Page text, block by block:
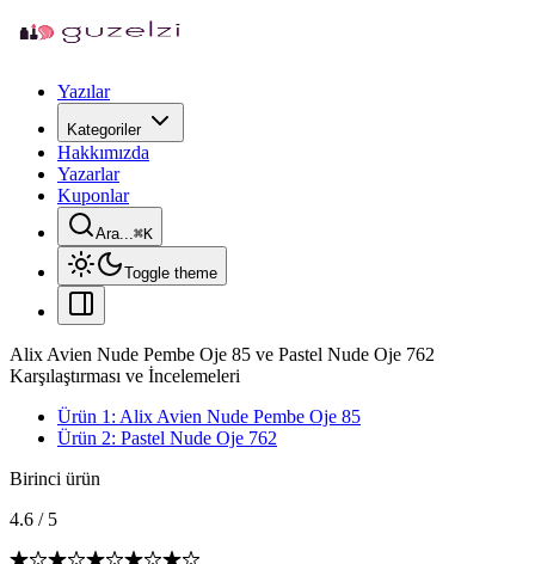
Yazılar
Kategoriler
Hakkımızda
Yazarlar
Kuponlar
Ara...⌘K
Toggle theme
Alix Avien Nude Pembe Oje 85 ve Pastel Nude Oje 762
Karşılaştırması ve İncelemeleri
Ürün 1: Alix Avien Nude Pembe Oje 85
Ürün 2: Pastel Nude Oje 762
Birinci ürün
4.6 / 5